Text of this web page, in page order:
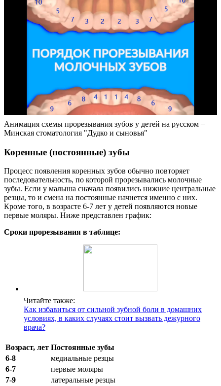
Анимация схемы прорезывания зубов у детей на русском –
Минская стоматология "Дудко и сыновья"
Коренные (постоянные) зубы
Процесс появления коренных зубов обычно повторяет
последовательность, по которой прорезывались молочные
зубы. Если у малыша сначала появились нижние центральные
резцы, то и смена на постоянные начнется именно с них.
Кроме того, в возрасте 6-7 лет у детей появляются новые
первые моляры. Ниже представлен график:
Сроки прорезывания в таблице:
Читайте также:
Как избавиться от сильной зубной боли в домашних
условиях, в каких случаях стоит вызвать дежурного
врача?
Возраст, лет Постоянные зубы
6-8
медиальные резцы
6-7
первые моляры
7-9
латеральные резцы